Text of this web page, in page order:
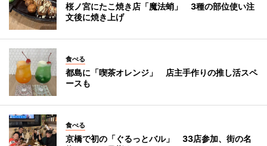
桜ノ宮にたこ焼き店「魔法蛸」 3種の部位使い注
文後に焼き上げ
食べる
都島に「喫茶オレンジ」 店主手作りの推し活スペ
ースも
食べる
京橋で初の「ぐるっとバル」 33店参加、街の名